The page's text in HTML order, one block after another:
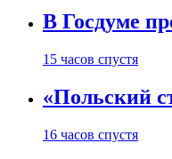
В Госдуме
15 часов спустя
«Польский
16 часов спустя